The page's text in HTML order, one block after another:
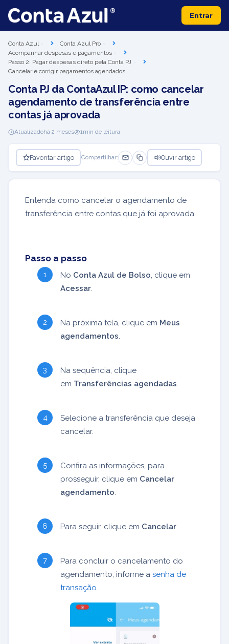
Entrar
Conta Azul
Conta Azul Pro
Acompanhar despesas e pagamentos
Passo 2: Pagar despesas direto pela Conta PJ
Cancelar e corrigir pagamentos agendados
Conta PJ da ContaAzul IP: como cancelar
agendamento de transferência entre
contas já aprovada
Atualizadohá 2 meses 1min de leitura
Favoritar artigo Compartilhar: Ouvir artigo
Entenda como cancelar o agendamento de
transferência entre contas que já foi aprovada.
Passo a passo
No Conta Azul de Bolso, clique em
Acessar.
Na próxima tela, clique em Meus
agendamentos.
Na sequência, clique
em Transferências agendadas.
Selecione a transferência que deseja
cancelar.
Confira as informações, para
prosseguir, clique em Cancelar
agendamento.
Para seguir, clique em Cancelar.
Para concluir o cancelamento do
agendamento, informe a senha de
transação.